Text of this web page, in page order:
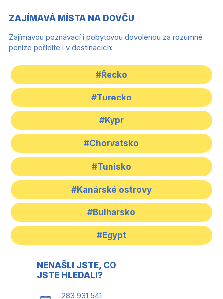
ZAJÍMAVÁ MÍSTA NA DOVČU
Zajímavou poznávací i pobytovou dovolenou za rozumné
peníze pořídíte i v destinacích:
#Řecko
#Turecko
#Kypr
#Chorvatsko
#Tunisko
#Kanárské ostrovy
#Bulharsko
#Egypt
NENAŠLI JSTE, CO
JSTE HLEDALI?
283 931 541